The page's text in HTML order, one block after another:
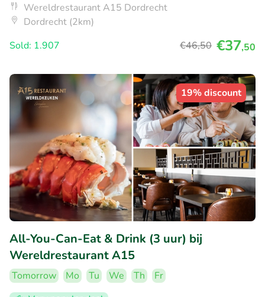
Wereldrestaurant A15 Dordrecht
Dordrecht (2km)
Sold: 1.907
€46,50 €37,50
19% discount
All-You-Can-Eat & Drink (3 uur) bij
Wereldrestaurant A15
Tomorrow Mo Tu We Th
Fr